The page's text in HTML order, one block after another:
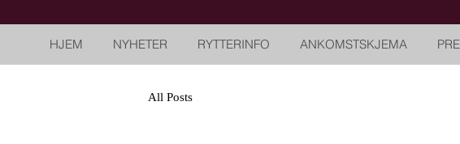
HJEM NYHETER RYTTERINFO ANKOMSTSKJEMA
All Posts